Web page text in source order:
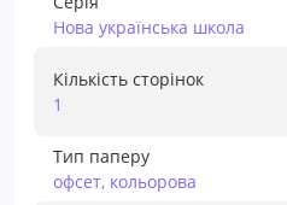
Нова українська школа
Кількість сторінок
1
Тип паперу
офсет, кольорова